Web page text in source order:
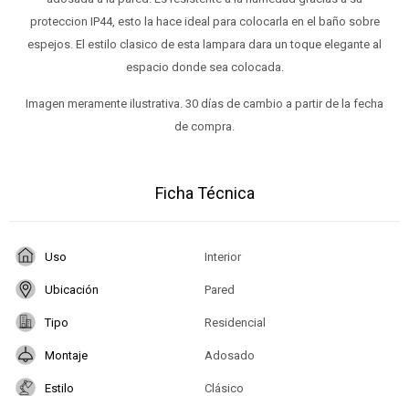
proteccion IP44, esto la hace ideal para colocarla en el baño sobre
espejos. El estilo clasico de esta lampara dara un toque elegante al
espacio donde sea colocada.
Imagen meramente ilustrativa. 30 días de cambio a partir de la fecha
de compra.
Ficha Técnica
Uso Interior
Ubicación Pared
Tipo Residencial
Montaje Adosado
Estilo Clásico